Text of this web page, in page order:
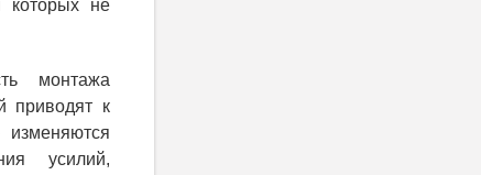
которых не
монтажа
приводят к
изменяются
усилий,